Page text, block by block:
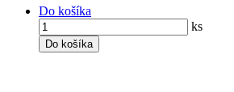
Do košíka
ks
Do košíka